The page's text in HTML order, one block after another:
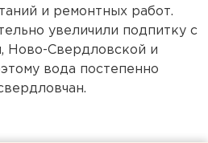
и ремонтных работ.
увеличили подпитку с
Ново-Свердловской и
вода постепенно